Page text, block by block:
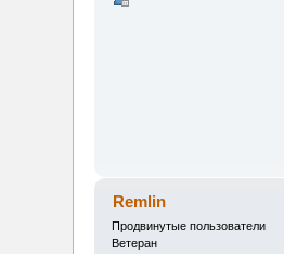
Remlin
Продвинутые пользователи
Ветеран